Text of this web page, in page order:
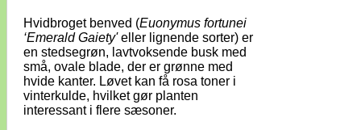
Hvidbroget benved (Euonymus fortunei
‘Emerald Gaiety'eller lignende sorter) er
en stedsegrøn, lavtvoksende busk med
små, ovale blade, der er grønne med
hvide kanter. Løvet kan få rosa toner i
vinterkulde, hvilket gør planten
interessant i flere sæsoner.